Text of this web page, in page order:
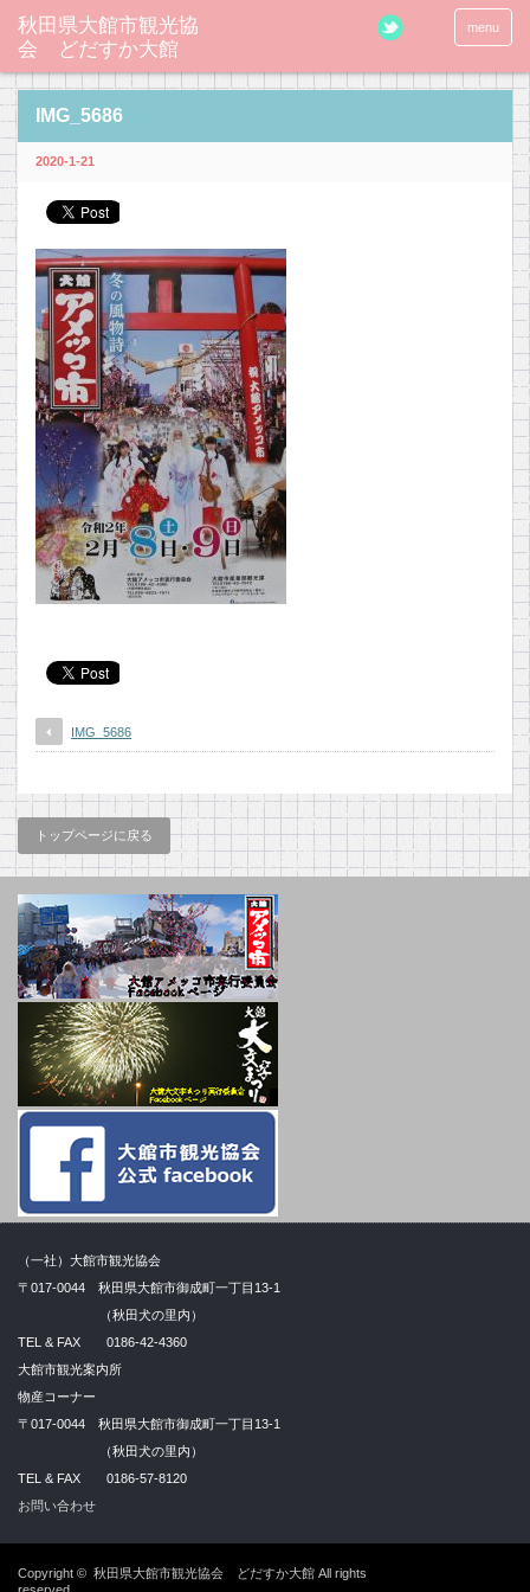
秋田県大館市観光協
会 どだすか大館
menu
IMG_5686
2020-1-21
IMG_5686
トップページに戻る
（一社）大館市観光協会
〒017-0044 秋田県大館市御成町一丁目13-1
（秋田犬の里内）
TEL & FAX 0186-42-4360
大館市観光案内所
物産コーナー
〒017-0044 秋田県大館市御成町一丁目13-1
（秋田犬の里内）
TEL & FAX 0186-57-8120
お問い合わせ
Copyright © 秋田県大館市観光協会 どだすか大館 All rights